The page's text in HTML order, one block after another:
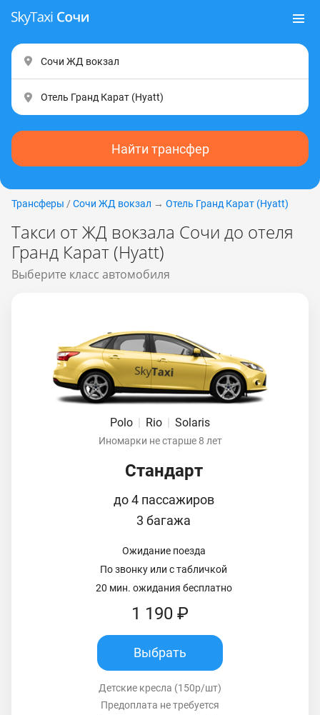
Найти трансфер
Трансферы / Сочи ЖД вокзал → Отель Гранд Карат (Hyatt)
Такси от ЖД вокзала Сочи до отеля
Гранд Карат (Hyatt)
Выберите класс автомобиля
Polo | Rio | Solaris
Иномарки не старше 8 лет
Стандарт
до 4 пассажиров
3 багажа
Ожидание поезда
По звонку или с табличкой
20 мин. ожидания бесплатно
1 190 ₽
Выбрать
Детские кресла (150р/шт)
Предоплата не требуется